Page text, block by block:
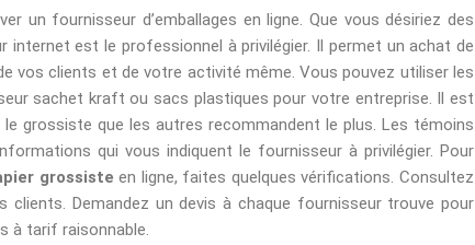
un fournisseur d’emballages en ligne. Que vous désiriez des
est le professionnel à privilégier. Il permet un achat de
vos clients et de votre activité même. Vous pouvez utiliser les
sachet kraft ou sacs plastiques pour votre entreprise. Il est
grossiste que les autres recommandent le plus. Les témoins
qui vous indiquent le fournisseur à privilégier. Pour
grossiste en ligne, faites quelques vérifications. Consultez
Demandez un devis à chaque fournisseur trouve pour
à tarif raisonnable.